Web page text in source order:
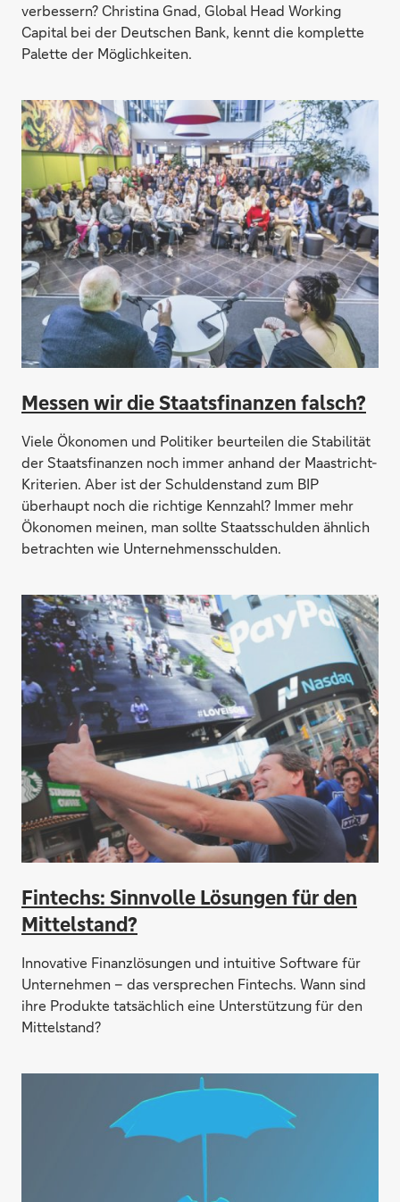
verbessern? Christina Gnad, Global Head Working
Capital bei der Deutschen Bank, kennt die komplette
Palette der Möglichkeiten.
Messen wir die Staatsfinanzen falsch?
Viele Ökonomen und Politiker beurteilen die Stabilität
der Staatsfinanzen noch immer anhand der Maastricht-
Kriterien. Aber ist der Schuldenstand zum BIP
überhaupt noch die richtige Kennzahl? Immer mehr
Ökonomen meinen, man sollte Staatsschulden ähnlich
betrachten wie Unternehmensschulden.
Fintechs: Sinnvolle Lösungen für den
Mittelstand?
Innovative Finanzlösungen und intuitive Software für
Unternehmen – das versprechen Fintechs. Wann sind
ihre Produkte tatsächlich eine Unterstützung für den
Mittelstand?